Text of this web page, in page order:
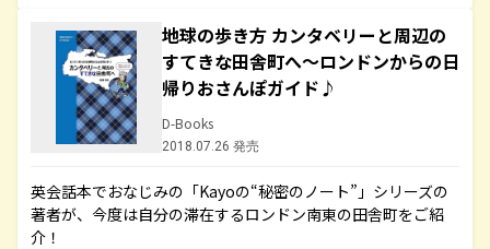
地球の歩き方 カンタベリーと周辺の
すてきな田舎町へ～ロンドンからの日
帰りおさんぽガイド♪
D-Books
2018.07.26 発売
英会話本でおなじみの「Kayoの“秘密のノート”」シリーズの
著者が、今度は自分の滞在するロンドン南東の田舎町をご紹
介！